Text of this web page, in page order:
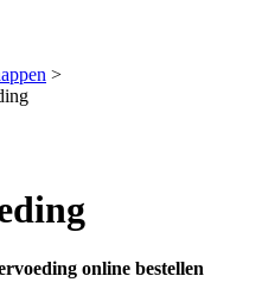
>
online bestellen